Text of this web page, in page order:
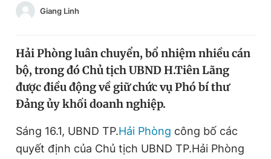
Chào ngày mới
Tin 360
Video Magazine
Sản phẩm khác
Tiện ích Bạn cần biết
Giang Linh
Hải Phòng luân chuyển, bổ nhiệm nhiều cán
bộ, trong đó Chủ tịch UBND H.Tiên Lãng
được điều động về giữ chức vụ Phó bí thư
Đảng ủy khối doanh nghiệp.
Sáng 16.1, UBND TP.Hải Phòng công bố các
quyết định của Chủ tịch UBND TP.Hải Phòng